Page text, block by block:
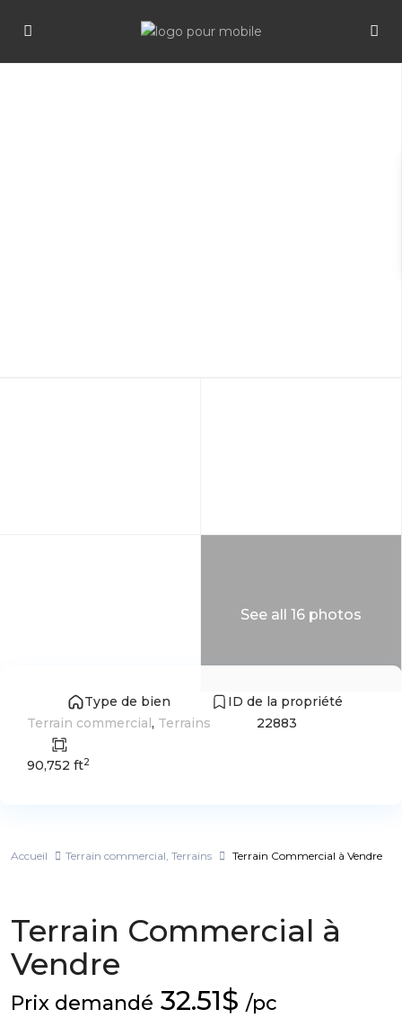
See all 16 photos
Type de bien
Terrain commercial, Terrains
ID de la propriété
22883
90,752 ft2
Accueil Terrain commercial, Terrains Terrain Commercial à Vendre
Terrain Commercial à
Vendre
Prix demandé 32.51$ /pc